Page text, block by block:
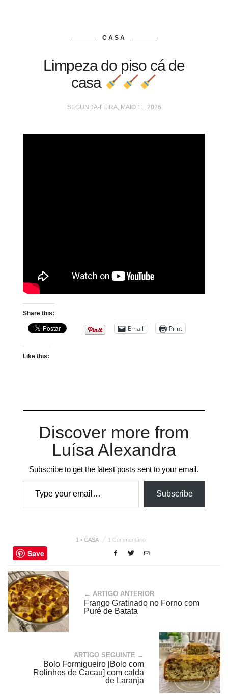
CASA
Limpeza do piso cá de
casa
SEGUNDA-FEIRA, MAIO 11, 2026
Share this:
Email Print
Like this:
Discover more from
Luísa Alexandra
Subscribe to get the latest posts sent to your email.
Type your email…
Subscribe
1 • CASA 1 Commentário
Save
← ARTIGO ANTERIOR
Frango Gratinado no Forno com
Puré de Batata
ARTIGO SEGUINTE →
Bolo Formigueiro [Bolo com
Rolinhos de Cacau] com calda
de Laranja